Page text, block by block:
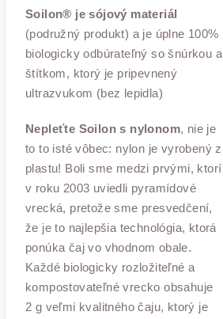
Soilon® je sójový materiál
(podružný produkt) a je úplne 100%
biologicky odbúrateľný so šnúrkou a
štítkom, ktorý je pripevnený
ultrazvukom (bez lepidla)
Nepleťte Soilon s nylonom, nie je
to to isté vôbec: nylon je vyrobený z
plastu! Boli sme medzi prvými, ktorí
v roku 2003 uviedli pyramídové
vrecká, pretože sme presvedčení,
že je to najlepšia technológia, ktorá
ponúka čaj vo vhodnom obale.
Každé biologicky rozložiteľné a
kompostovateľné vrecko obsahuje
2 g veľmi kvalitného čaju, ktorý je